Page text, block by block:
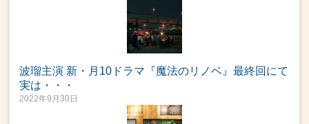
波瑠主演 新・月10ドラマ『魔法のリノベ』最終回にて
実は・・・
2022年9月30日